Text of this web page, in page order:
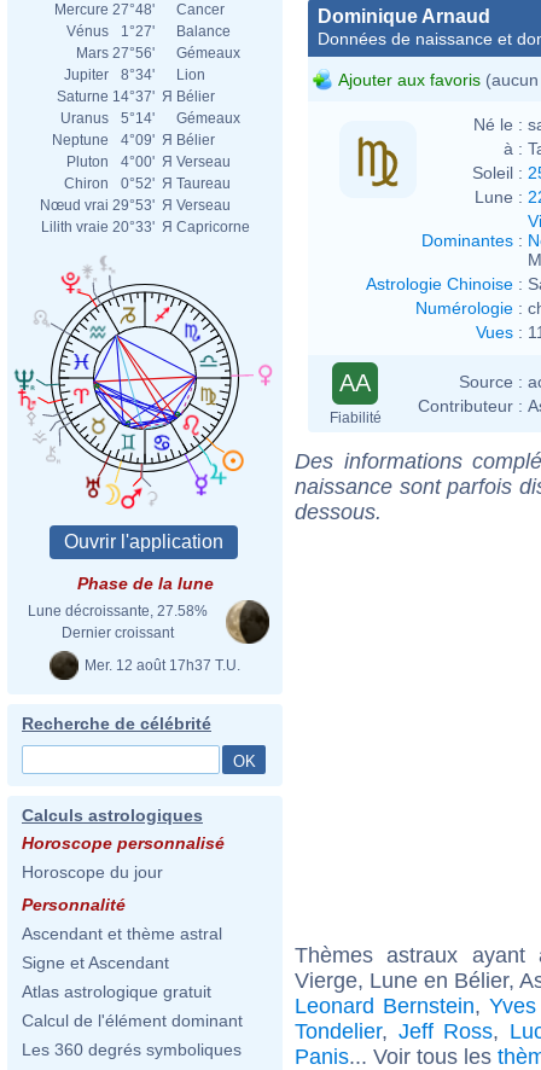
Mercure 27°48'
Cancer
Vénus
1°27'
Balance
Mars 27°56'
Gémeaux
Jupiter
8°34'
Lion
Saturne 14°37' Я Bélier
Uranus
5°14'
Gémeaux
Neptune
4°09' Я Bélier
Pluton
4°00' Я Verseau
Chiron
0°52' Я Taureau
Nœud vrai 29°53' Я Verseau
Lilith vraie 20°33' Я Capricorne
Phase de la lune
Lune décroissante, 27.58%
Dernier croissant
Mer. 12 août 17h37 T.U.
Recherche de célébrité
Calculs astrologiques
Horoscope personnalisé
Horoscope du jour
Personnalité
Ascendant et thème astral
Signe et Ascendant
Atlas astrologique gratuit
Calcul de l'élément dominant
Les 360 degrés symboliques
Dominique Arnaud
Données de naissance et
Ajouter aux favoris
Né le :
à :
Soleil :
Lune :
Dominantes :
Astrologie Chinoise :
Numérologie :
Vues :
AA
Fiabilité
Source :
Contributeur :
Des informations
naissance sont parfois
dessous.
Thèmes astraux
Vierge, Lune en Bélier,
Leonard Bernstein,
Tondelier, Jeff Ross,
Panis... Voir tous les